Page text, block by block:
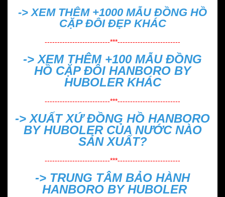
-> XEM THÊM +1000 MẪU ĐỒNG HỒ
CẶP ĐÔI ĐẸPKHÁC
--------------------------***-------------------------
-> XEM THÊM +100 MẪU ĐỒNG
HỒ CẶP ĐÔI HANBORO BY
HUBOLERKHÁC
--------------------------***-------------------------
->XUẤT XỨ ĐỒNG HỒ HANBORO
BY HUBOLER CỦA NƯỚC NÀO
SẢN XUẤT?
--------------------------***-------------------------
-> TRUNG TÂM BẢO HÀNH
HANBORO BY HUBOLER